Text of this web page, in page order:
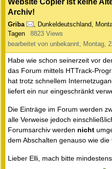
Archiv!
Griba , Dunkeldeutschland,
Tagen
8823 Views
bearbeitet von unbekannt, Montag,
Habe wie schon seinerzeit vor
das Forum mittels HTTrack-
hat trotz schnellem
liefert ein nur eingeschränkt
Die Einträge im Forum werden
alle Verweise jedoch
Forumsarchiv werden nicht
dem Abschalten genauso wie
Lieber Elli, mach bitte